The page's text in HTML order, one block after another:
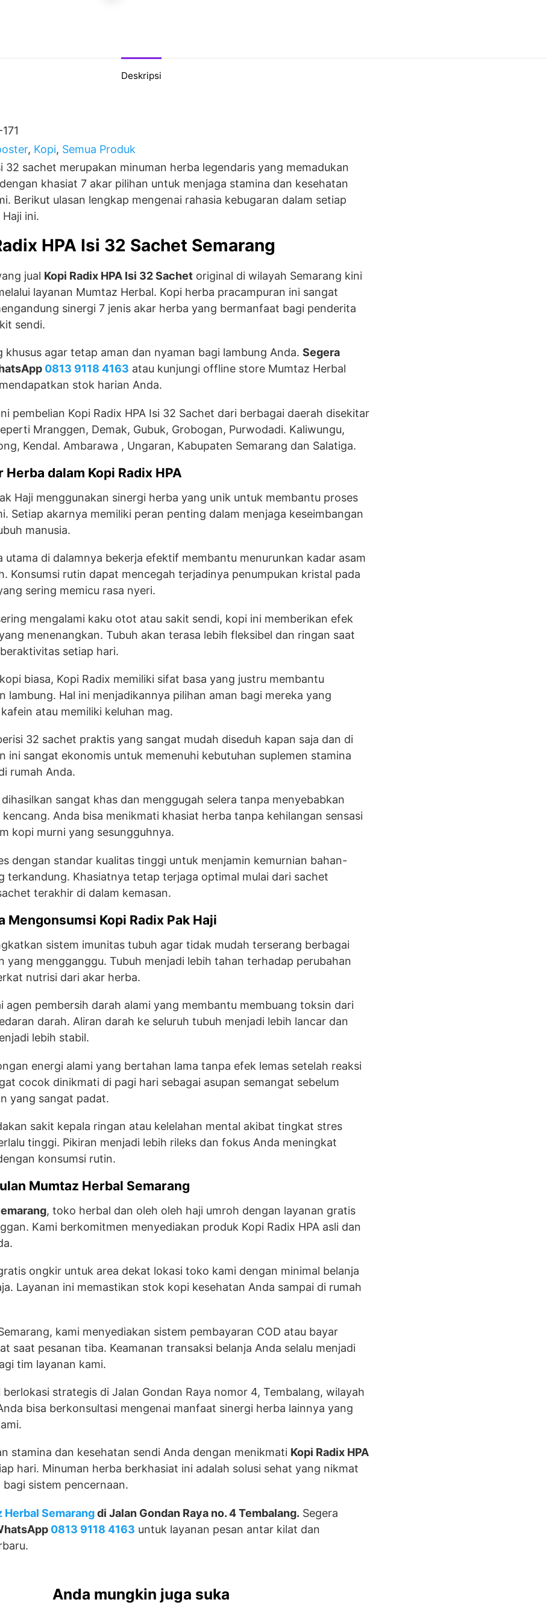
Deskripsi
, Kopi, Semua Produk
32 sachet merupakan minuman herba legendaris yang memadukan
khasiat 7 akar pilihan untuk menjaga stamina dan kesehatan
Berikut ulasan lengkap mengenai rahasia kebugaran dalam setiap
ini.
HPA Isi 32 Sachet Semarang
jual Kopi Radix HPA Isi 32 Sachet original di wilayah Semarang kini
layanan Mumtaz Herbal. Kopi herba pracampuran ini sangat
sinergi 7 jenis akar herba yang bermanfaat bagi penderita
sendi.
khusus agar tetap aman dan nyaman bagi lambung Anda. Segera
0813 9118 4163 atau kunjungi offline store Mumtaz Herbal
stok harian Anda.
pembelian Kopi Radix HPA Isi 32 Sachet dari berbagai daerah disekitar
Mranggen, Demak, Gubuk, Grobogan, Purwodadi. Kaliwungu,
Kendal. Ambarawa , Ungaran, Kabupaten Semarang dan Salatiga.
Herba dalam Kopi Radix HPA
Haji menggunakan sinergi herba yang unik untuk membantu proses
Setiap akarnya memiliki peran penting dalam menjaga keseimbangan
manusia.
utama di dalamnya bekerja efektif membantu menurunkan kadar asam
Konsumsi rutin dapat mencegah terjadinya penumpukan kristal pada
sering memicu rasa nyeri.
mengalami kaku otot atau sakit sendi, kopi ini memberikan efek
menenangkan. Tubuh akan terasa lebih fleksibel dan ringan saat
setiap hari.
biasa, Kopi Radix memiliki sifat basa yang justru membantu
lambung. Hal ini menjadikannya pilihan aman bagi mereka yang
atau memiliki keluhan mag.
32 sachet praktis yang sangat mudah diseduh kapan saja dan di
ini sangat ekonomis untuk memenuhi kebutuhan suplemen stamina
rumah Anda.
sangat khas dan menggugah selera tanpa menyebabkan
Anda bisa menikmati khasiat herba tanpa kehilangan sensasi
kopi murni yang sesungguhnya.
dengan standar kualitas tinggi untuk menjamin kemurnian bahan-
terkandung. Khasiatnya tetap terjaga optimal mulai dari sachet
terakhir di dalam kemasan.
Mengonsumsi Kopi Radix Pak Haji
sistem imunitas tubuh agar tidak mudah terserang berbagai
yang mengganggu. Tubuh menjadi lebih tahan terhadap perubahan
nutrisi dari akar herba.
agen pembersih darah alami yang membantu membuang toksin dari
darah. Aliran darah ke seluruh tubuh menjadi lebih lancar dan
lebih stabil.
energi alami yang bertahan lama tanpa efek lemas setelah reaksi
cocok dinikmati di pagi hari sebagai asupan semangat sebelum
yang sangat padat.
sakit kepala ringan atau kelelahan mental akibat tingkat stres
tinggi. Pikiran menjadi lebih rileks dan fokus Anda meningkat
konsumsi rutin.
Mumtaz Herbal Semarang
, toko herbal dan oleh oleh haji umroh dengan layanan gratis
Kami berkomitmen menyediakan produk Kopi Radix HPA asli dan
ongkir untuk area dekat lokasi toko kami dengan minimal belanja
Layanan ini memastikan stok kopi kesehatan Anda sampai di rumah
kami menyediakan sistem pembayaran COD atau bayar
saat pesanan tiba. Keamanan transaksi belanja Anda selalu menjadi
tim layanan kami.
strategis di Jalan Gondan Raya nomor 4, Tembalang, wilayah
bisa berkonsultasi mengenai manfaat sinergi herba lainnya yang
stamina dan kesehatan sendi Anda dengan menikmati Kopi Radix HPA
hari. Minuman herba berkhasiat ini adalah solusi sehat yang nikmat
sistem pencernaan.
Herbal Semarangdi Jalan Gondan Raya no. 4 Tembalang. Segera
0813 9118 4163 untuk layanan pesan antar kilat dan
Anda mungkin juga suka